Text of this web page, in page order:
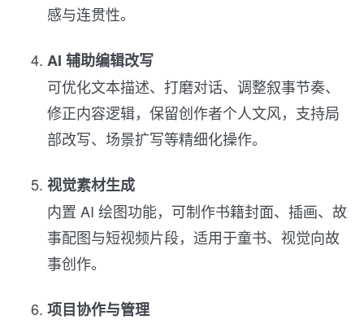
感与连贯性。
AI 辅助编辑改写
可优化文本描述、打磨对话、调整叙事节奏、
修正内容逻辑，保留创作者个人文风，支持局
部改写、场景扩写等精细化操作。
视觉素材生成
内置 AI 绘图功能，可制作书籍封面、插画、故
事配图与短视频片段，适用于童书、视觉向故
事创作。
项目协作与管理